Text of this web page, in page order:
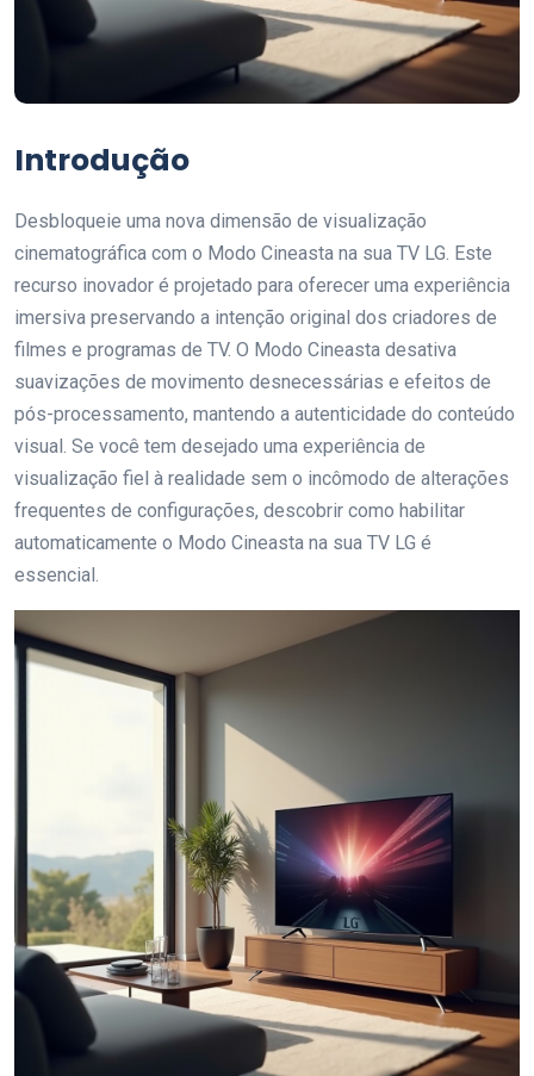
Introdução
Desbloqueie uma nova dimensão de visualização
cinematográfica com o Modo Cineasta na sua TV LG. Este
recurso inovador é projetado para oferecer uma experiência
imersiva preservando a intenção original dos criadores de
filmes e programas de TV. O Modo Cineasta desativa
suavizações de movimento desnecessárias e efeitos de
pós-processamento, mantendo a autenticidade do conteúdo
visual. Se você tem desejado uma experiência de
visualização fiel à realidade sem o incômodo de alterações
frequentes de configurações, descobrir como habilitar
automaticamente o Modo Cineasta na sua TV LG é
essencial.